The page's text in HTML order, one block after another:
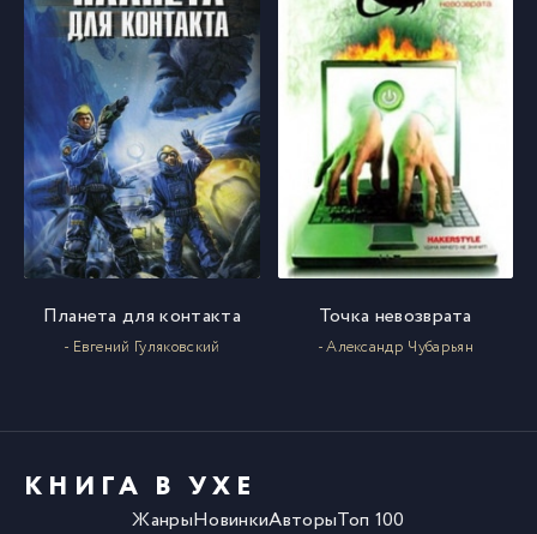
Планета для контакта
- Евгений Гуляковский
Точка невозврата
- Александр Чубарьян
КНИГА В УХЕ
ЖанрыНовинкиАвторыТоп 100